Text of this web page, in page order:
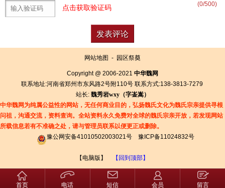
(0/500)
点击获取验证码
网站地图 - 园区祭奠
Copyright @ 2006-2021 中华魏网
联系地址:河南省郑州市东风路2号附110号 联系方式:138-3813-7279
站长: 魏秀岩wxy（字崟嵩）
中华魏网为纯属公益性的网站，无任何商业目的，弘扬魏氏文化为魏氏宗亲提供寻根
问祖，沟通交流，资料查询。全站资料永久免费对全球的魏氏宗亲开放，若发现网站
所载信息若有不准确之处，请与管理员联系以便更正或删除。
豫公网安备41010502003021号
豫ICP备11024832号
【电脑版】 【回到顶部】
首页 电话 短信 会员 留言